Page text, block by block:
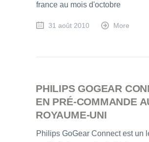
france au mois d'octobre
31 août 2010 More
PHILIPS GOGEAR
EN PRÉ-COMMANDE
ROYAUME-UNI
Philips GoGear Connect est un